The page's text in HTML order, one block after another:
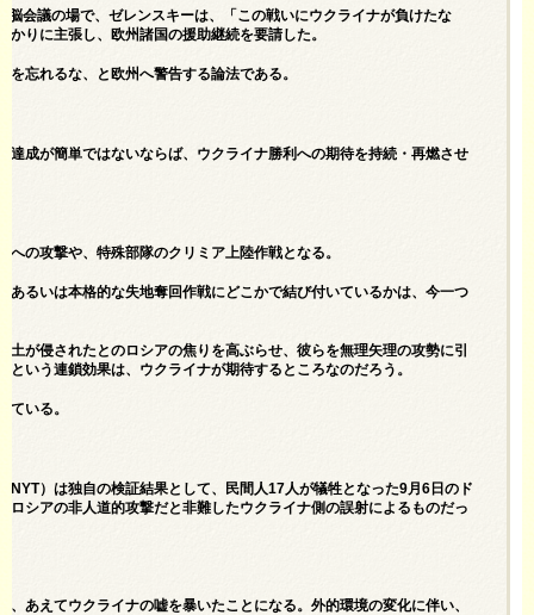
会議の場で、ゼレンスキーは、「この戦いにウクライナが負けたな
りに主張し、欧州諸国の援助継続を要請した。
忘れるな、と欧州へ警告する論法である。
成が簡単ではないならば、ウクライナ勝利への期待を持続・再燃させ
の攻撃や、特殊部隊のクリミア上陸作戦となる。
るいは本格的な失地奪回作戦にどこかで結び付いているかは、今一つ
が侵されたとのロシアの焦りを高ぶらせ、彼らを無理矢理の攻勢に引
いう連鎖効果は、ウクライナが期待するところなのだろう。
ている。
）は独自の検証結果として、民間人17人が犠牲となった9月6日のド
シアの非人道的攻撃だと非難したウクライナ側の誤射によるものだっ
あえてウクライナの嘘を暴いたことになる。外的環境の変化に伴い、